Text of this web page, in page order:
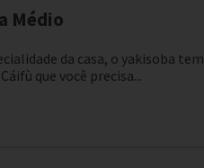
Médio
da casa, o yakisoba tem
que você precisa...